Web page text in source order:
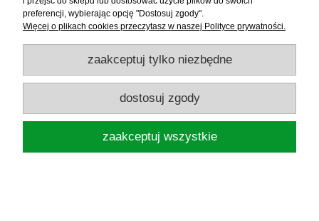
BLACK CAT KOMIN CHUSTA BANDANA
WĘDKARSKA MASKA OCHRONNA
preferencji, wybierając opcję "Dostosuj zgody".
Więcej o plikach cookies przeczytasz w naszej Polityce prywatności.
zaakceptuj tylko niezbędne
dostosuj zgody
zaakceptuj wszystkie